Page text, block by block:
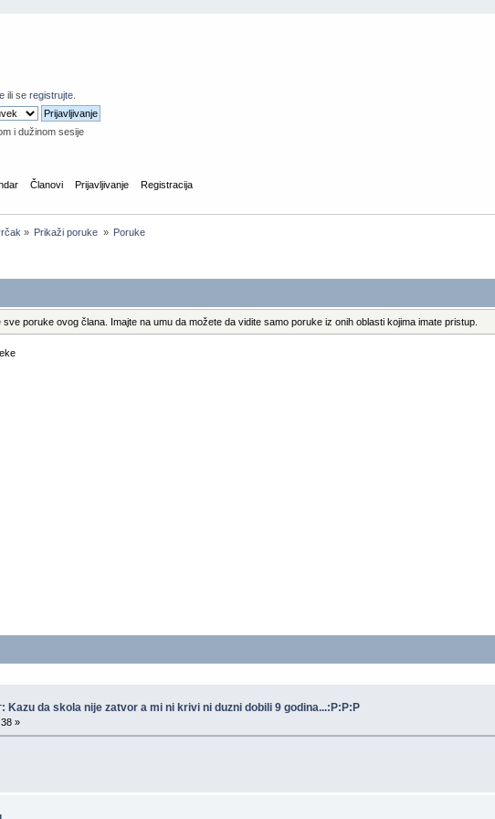
ili seregistrujte
i dužinom sesije
Članovi Prijavljivanje Registracija
» Prikaži poruke » Poruke
poruke ovog člana. Imajte na umu da možete da vidite samo poruke iz onih oblasti kojima imate pristup.
Kazu da skola nije zatvor a mi ni krivi ni duzni dobili 9 godina...:P:P:P
»